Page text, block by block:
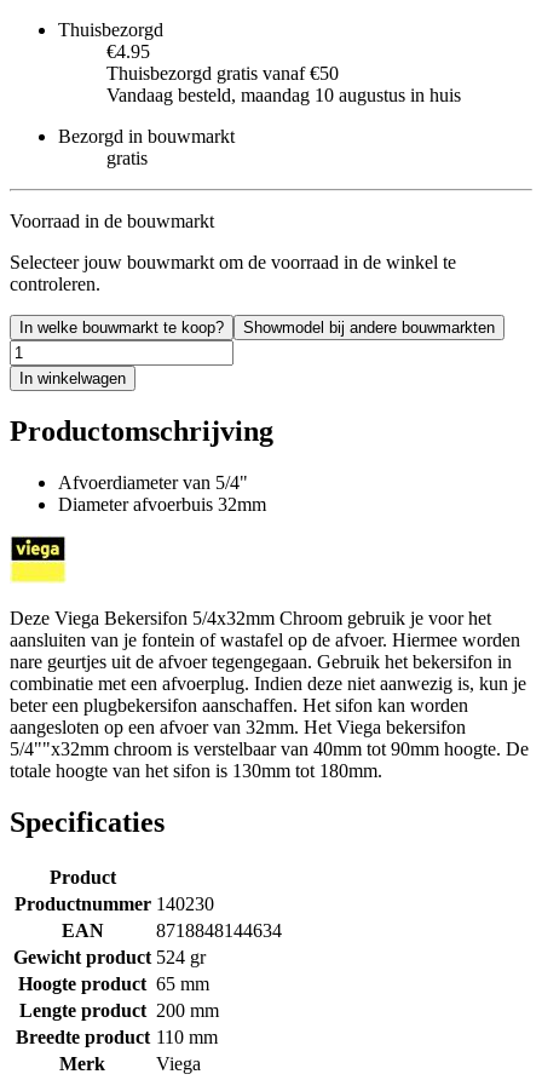
Thuisbezorgd
€4.95
Thuisbezorgd gratis vanaf €50
Vandaag besteld, maandag 10 augustus in huis
Bezorgd in bouwmarkt
gratis
Voorraad in de bouwmarkt
Selecteer jouw bouwmarkt om de voorraad in de winkel te
controleren.
In welke bouwmarkt te koop? Showmodel bij andere bouwmarkten
In winkelwagen
Productomschrijving
Afvoerdiameter van 5/4"
Diameter afvoerbuis 32mm
Deze Viega Bekersifon 5/4x32mm Chroom gebruik je voor het
aansluiten van je fontein of wastafel op de afvoer. Hiermee worden
nare geurtjes uit de afvoer tegengegaan. Gebruik het bekersifon in
combinatie met een afvoerplug. Indien deze niet aanwezig is, kun je
beter een plugbekersifon aanschaffen. Het sifon kan worden
aangesloten op een afvoer van 32mm. Het Viega bekersifon
5/4""x32mm chroom is verstelbaar van 40mm tot 90mm hoogte. De
totale hoogte van het sifon is 130mm tot 180mm.
Specificaties
Product
Productnummer 140230
EAN
8718848144634
Gewicht product 524 gr
Hoogte product 65 mm
Lengte product 200 mm
Breedte product 110 mm
Merk
Viega